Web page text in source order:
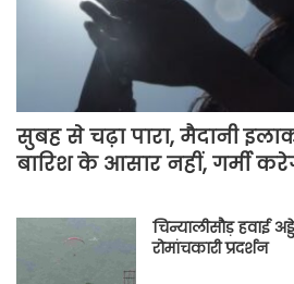
सुबह से चढ़ा पारा, मैदानी
बारिश के आसार नहीं, गर्मी
चिन्यालीसौड़ हवाई
रोमांचकारी प्रदर्शन